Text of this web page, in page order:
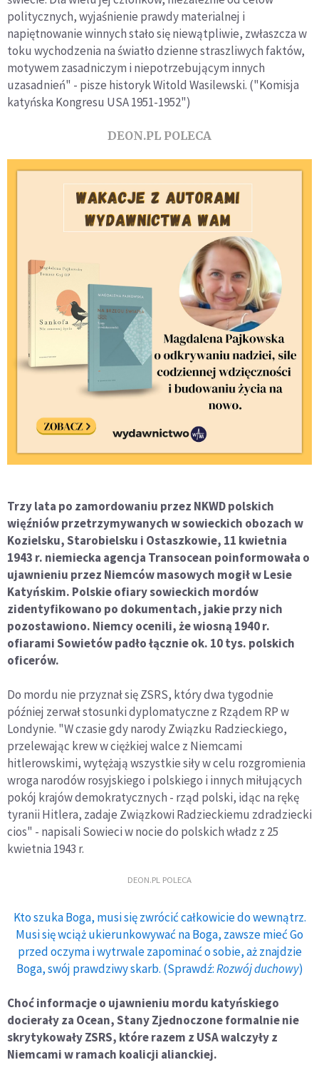
politycznych, wyjaśnienie prawdy materialnej i
napiętnowanie winnych stało się niewątpliwie, zwłaszcza w
toku wychodzenia na światło dzienne straszliwych faktów,
motywem zasadniczym i niepotrzebującym innych
uzasadnień" - pisze historyk Witold Wasilewski. ("Komisja
katyńska Kongresu USA 1951-1952")
DEON.PL POLECA
Trzy lata po zamordowaniu przez NKWD polskich
więźniów przetrzymywanych w sowieckich obozach w
Kozielsku, Starobielsku i Ostaszkowie, 11 kwietnia
1943 r. niemiecka agencja Transocean poinformowała o
ujawnieniu przez Niemców masowych mogił w Lesie
Katyńskim. Polskie ofiary sowieckich mordów
zidentyfikowano po dokumentach, jakie przy nich
pozostawiono. Niemcy ocenili, że wiosną 1940 r.
ofiarami Sowietów padło łącznie ok. 10 tys. polskich
oficerów.
Do mordu nie przyznał się ZSRS, który dwa tygodnie
później zerwał stosunki dyplomatyczne z Rządem RP w
Londynie. "W czasie gdy narody Związku Radzieckiego,
przelewając krew w ciężkiej walce z Niemcami
hitlerowskimi, wytężają wszystkie siły w celu rozgromienia
wroga narodów rosyjskiego i polskiego i innych miłujących
pokój krajów demokratycznych - rząd polski, idąc na rękę
tyranii Hitlera, zadaje Związkowi Radzieckiemu zdradziecki
cios" - napisali Sowieci w nocie do polskich władz z 25
kwietnia 1943 r.
DEON.PL POLECA
Kto szuka Boga, musi się zwrócić całkowicie do wewnątrz.
Musi się wciąż ukierunkowywać na Boga, zawsze mieć Go
przed oczyma i wytrwale zapominać o sobie, aż znajdzie
Boga, swój prawdziwy skarb. (Sprawdź:Rozwój duchowy)
Choć informacje o ujawnieniu mordu katyńskiego
docierały za Ocean, Stany Zjednoczone formalnie nie
skrytykowały ZSRS, które razem z USA walczyły z
Niemcami w ramach koalicji alianckiej.